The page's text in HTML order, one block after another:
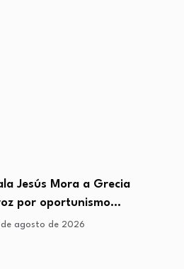
Jesús Mora a Grecia
por oportunismo…
agosto de 2026